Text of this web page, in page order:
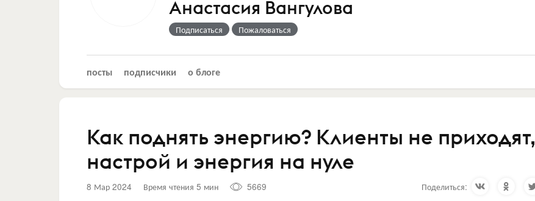
Анастасия Вангулова
Подписаться Пожаловаться
посты подписчики о блоге
Как поднять энергию? Клиенты не приходят,
настрой и энергия на нуле⁠
8 Мар 2024 Время чтения 5 мин 5669 Поделиться: